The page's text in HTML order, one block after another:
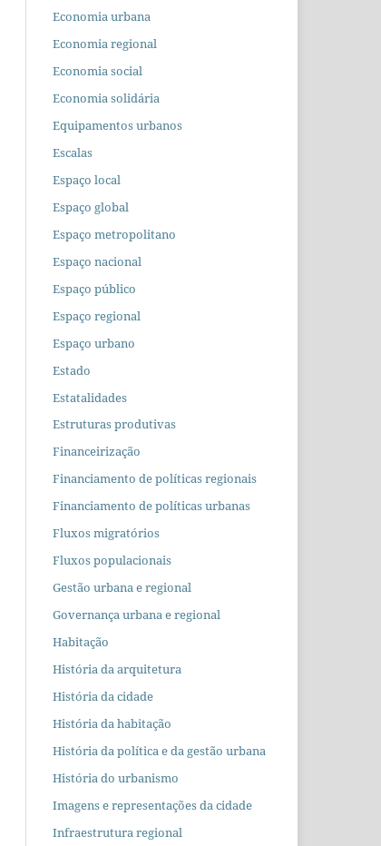
Economia urbana
Economia regional
Economia social
Economia solidária
Equipamentos urbanos
Escalas
Espaço local
Espaço global
Espaço metropolitano
Espaço nacional
Espaço público
Espaço regional
Espaço urbano
Estado
Estatalidades
Estruturas produtivas
Financeirização
Financiamento de políticas regionais
Financiamento de políticas urbanas
Fluxos migratórios
Fluxos populacionais
Gestão urbana e regional
Governança urbana e regional
Habitação
História da arquitetura
História da cidade
História da habitação
História da política e da gestão urbana
História do urbanismo
Imagens e representações da cidade
Infraestrutura regional